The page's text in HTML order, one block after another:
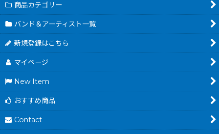
商品カテゴリー
バンド＆アーティスト一覧
新規登録はこちら
マイページ
New Item
おすすめ商品
Contact